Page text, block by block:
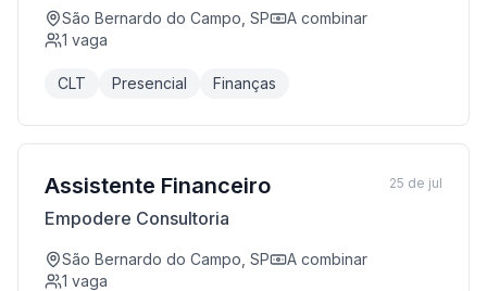
São Bernardo do Campo, SP
A combinar
1 vaga
CLT Presencial Finanças
Assistente Financeiro
Empodere Consultoria
São Bernardo do Campo, SP
A combinar
1 vaga
25 de jul